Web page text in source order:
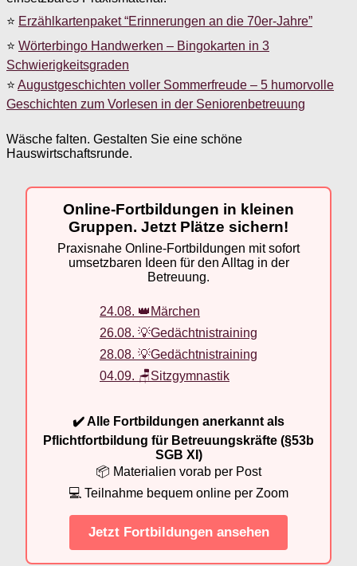
⭐ Erzählkartenpaket “Erinnerungen an die 70er-Jahre”
⭐ Wörterbingo Handwerken – Bingokarten in 3
Schwierigkeitsgraden
⭐ Augustgeschichten voller Sommerfreude – 5 humorvolle
Geschichten zum Vorlesen in der Seniorenbetreuung
Wäsche falten. Gestalten Sie eine schöne
Hauswirtschaftsrunde.
Online-Fortbildungen in kleinen
Gruppen. Jetzt Plätze sichern!
Praxisnahe Online-Fortbildungen mit sofort
umsetzbaren Ideen für den Alltag in der
Betreuung.
24.08. 👑Märchen
26.08. 💡Gedächtnistraining
28.08. 💡Gedächtnistraining
04.09. 🪑Sitzgymnastik
✔️ Alle Fortbildungen anerkannt als
Pflichtfortbildung für Betreuungskräfte (§53b
SGB XI)
📦 Materialien vorab per Post
💻 Teilnahme bequem online per Zoom
Jetzt Fortbildungen ansehen